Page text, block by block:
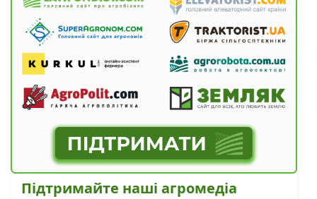
Підтримайте наші агромедіа